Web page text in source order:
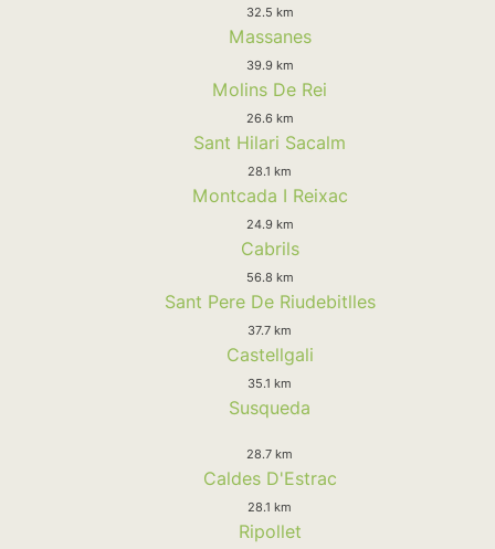
32.5 km
Massanes
39.9 km
Molins De Rei
26.6 km
Sant Hilari Sacalm
28.1 km
Montcada I Reixac
24.9 km
Cabrils
56.8 km
Sant Pere De Riudebitlles
37.7 km
Castellgali
35.1 km
Susqueda
28.7 km
Caldes D'Estrac
28.1 km
Ripollet